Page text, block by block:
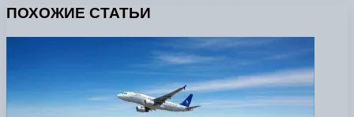
ПОХОЖИЕ СТАТЬИ